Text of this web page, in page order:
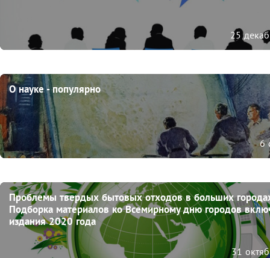
25
О науке - популярно
6
Проблемы твердых бытовых отходов в больших
Подборка материалов ко Всемирному дню городов
издания 2020 года
31